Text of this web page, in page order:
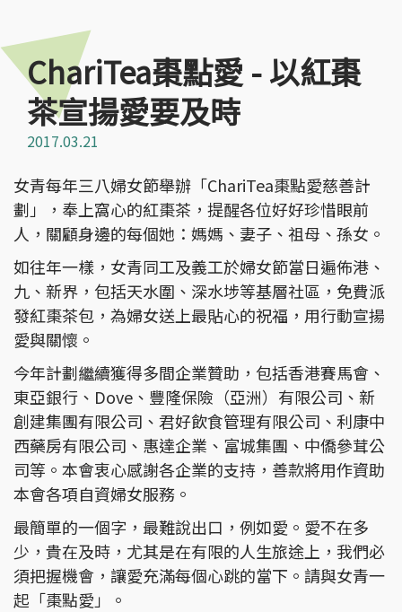
ChariTea棗點愛 - 以紅棗
茶宣揚愛要及時
2017.03.21
女青每年三八婦女節舉辦「ChariTea棗點愛慈善計
劃」，奉上窩心的紅棗茶，提醒各位好好珍惜眼前
人，關顧身邊的每個她：媽媽、妻子、祖母、孫女。
如往年一樣，女青同工及義工於婦女節當日遍佈港、
九、新界，包括天水圍、深水埗等基層社區，免費派
發紅棗茶包，為婦女送上最貼心的祝福，用行動宣揚
愛與關懷。
今年計劃繼續獲得多間企業贊助，包括香港賽馬會、
東亞銀行、Dove、豐隆保險（亞洲）有限公司、新
創建集團有限公司、君好飲食管理有限公司、利康中
西藥房有限公司、惠達企業、富城集團、中僑參茸公
司等。本會衷心感謝各企業的支持，善款將用作資助
本會各項自資婦女服務。
最簡單的一個字，最難說出口，例如愛。愛不在多
少，貴在及時，尤其是在有限的人生旅途上，我們必
須把握機會，讓愛充滿每個心跳的當下。請與女青一
起「棗點愛」。